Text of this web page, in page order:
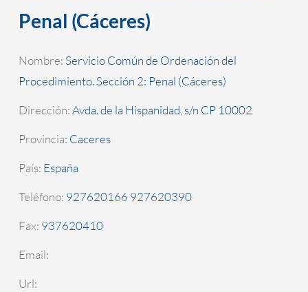
Penal (Cáceres)
Nombre: Servicio Común de Ordenación del
Procedimiento. Sección 2: Penal (Cáceres)
Dirección:Avda. de la Hispanidad, s/n CP 10002
Provincia: Caceres
País: España
Teléfono: 927620166 927620390
Fax: 937620410
Email:
Url: